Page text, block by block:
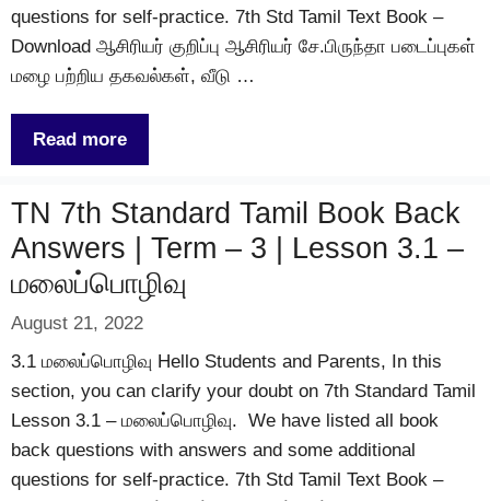
questions for self-practice. 7th Std Tamil Text Book –
Download ஆசிரியர் குறிப்பு ஆசிரியர் சே.பிருந்தா படைப்புகள்
மழை பற்றிய தகவல்கள், வீடு …
Read more
TN 7th Standard Tamil Book Back
Answers | Term – 3 | Lesson 3.1 –
மலைப்பொழிவு
August 21, 2022
3.1 மலைப்பொழிவு Hello Students and Parents, In this
section, you can clarify your doubt on 7th Standard Tamil
Lesson 3.1 – மலைப்பொழிவு. We have listed all book
back questions with answers and some additional
questions for self-practice. 7th Std Tamil Text Book –